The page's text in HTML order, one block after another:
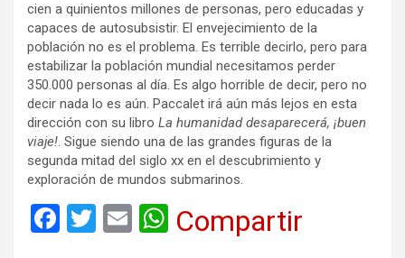
cien a quinientos millones de personas, pero educadas y
capaces de autosubsistir. El envejecimiento de la
población no es el problema. Es terrible decirlo, pero para
estabilizar la población mundial necesitamos perder
350.000 personas al día. Es algo horrible de decir, pero no
decir nada lo es aún. Paccalet irá aún más lejos en esta
dirección con su libro La humanidad desaparecerá, ¡buen
viaje!. Sigue siendo una de las grandes figuras de la
segunda mitad del siglo xx en el descubrimiento y
exploración de mundos submarinos.
F
T
E
W
Compartir